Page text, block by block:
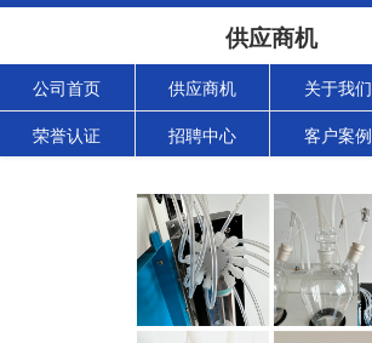
供应商机
公司首页 供应商机 关于我们
荣誉认证 招聘中心 客户案例